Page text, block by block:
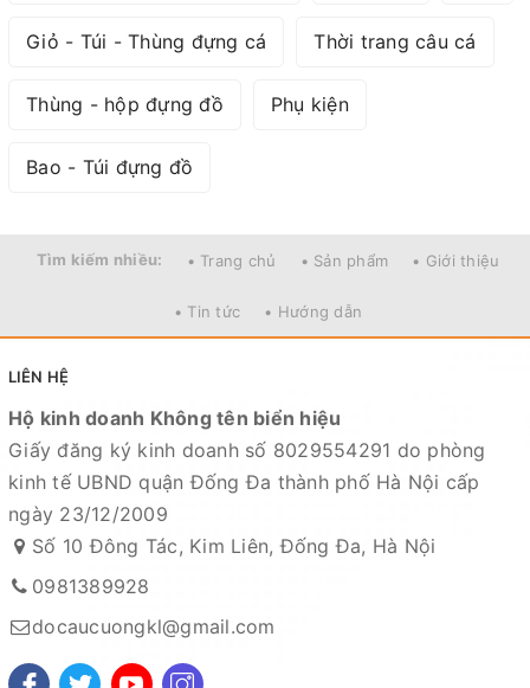
Giỏ - Túi - Thùng đựng cá Thời trang câu cá
Thùng - hộp đựng đồ Phụ kiện
Bao - Túi đựng đồ
Tìm kiếm nhiều: • Trang chủ • Sản phẩm • Giới thiệu
• Tin tức • Hướng dẫn
LIÊN HỆ
Hộ kinh doanh Không tên biển hiệu
Giấy đăng ký kinh doanh số 8029554291 do phòng
kinh tế UBND quận Đống Đa thành phố Hà Nội cấp
ngày 23/12/2009
Số 10 Đông Tác, Kim Liên, Đống Đa, Hà Nội
0981389928
docaucuongkl@gmail.com